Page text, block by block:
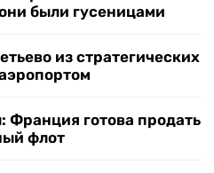
были гусеницами
из стратегических
Франция готова продать
флот